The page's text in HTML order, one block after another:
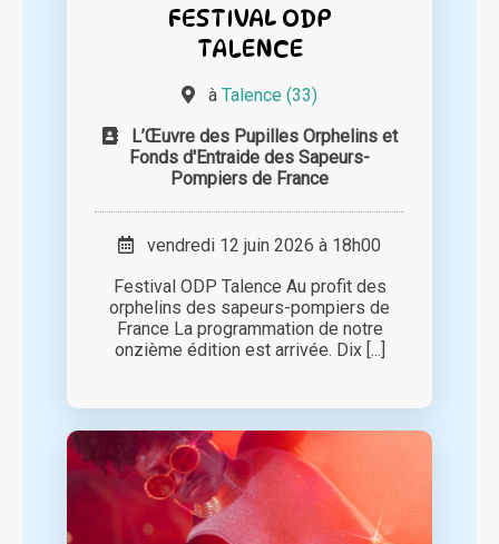
FESTIVAL ODP
TALENCE
à Talence (33)
L’Œuvre des Pupilles Orphelins et
Fonds d'Entraide des Sapeurs-
Pompiers de France
vendredi 12 juin 2026 à 18h00
Festival ODP Talence Au profit des
orphelins des sapeurs-pompiers de
France La programmation de notre
onzième édition est arrivée. Dix [...]